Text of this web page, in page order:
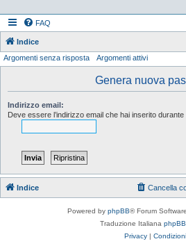
FAQ
Indice
Argomenti senza risposta Argomenti attivi
Genera nuova
Indirizzo email:
Deve essere l’indirizzo email che hai inserito durante
Indice Cancella
Powered by phpBB® Forum
Traduzione Italiana
Privacy | Condizioni